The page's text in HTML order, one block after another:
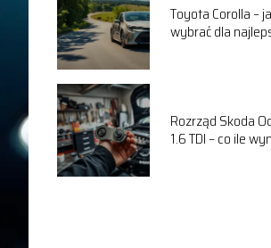
Toyota Corolla –
wybrać dla
Rozrząd Skoda
1.6 TDI – co ile